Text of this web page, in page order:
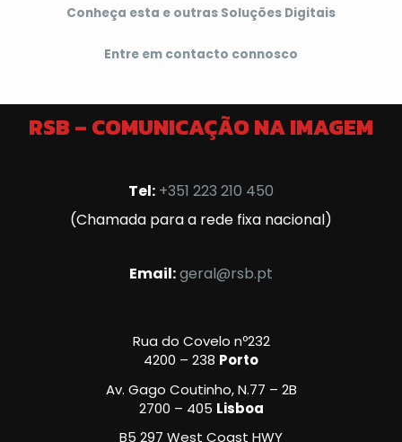
Conheça esta e outras Soluções Digitais
Entre em contacto connosco
RSB – COMUNICAÇÃO NA IMAGEM
Tel: +351 223 210 450
(Chamada para a rede fixa nacional)
Email:geral@rsb.pt
Rua do Covelo nº232
4200 – 238 Porto
Av. Gago Coutinho, N.77 – 2B
2700 – 405 Lisboa
B5 297 West Coast HWY